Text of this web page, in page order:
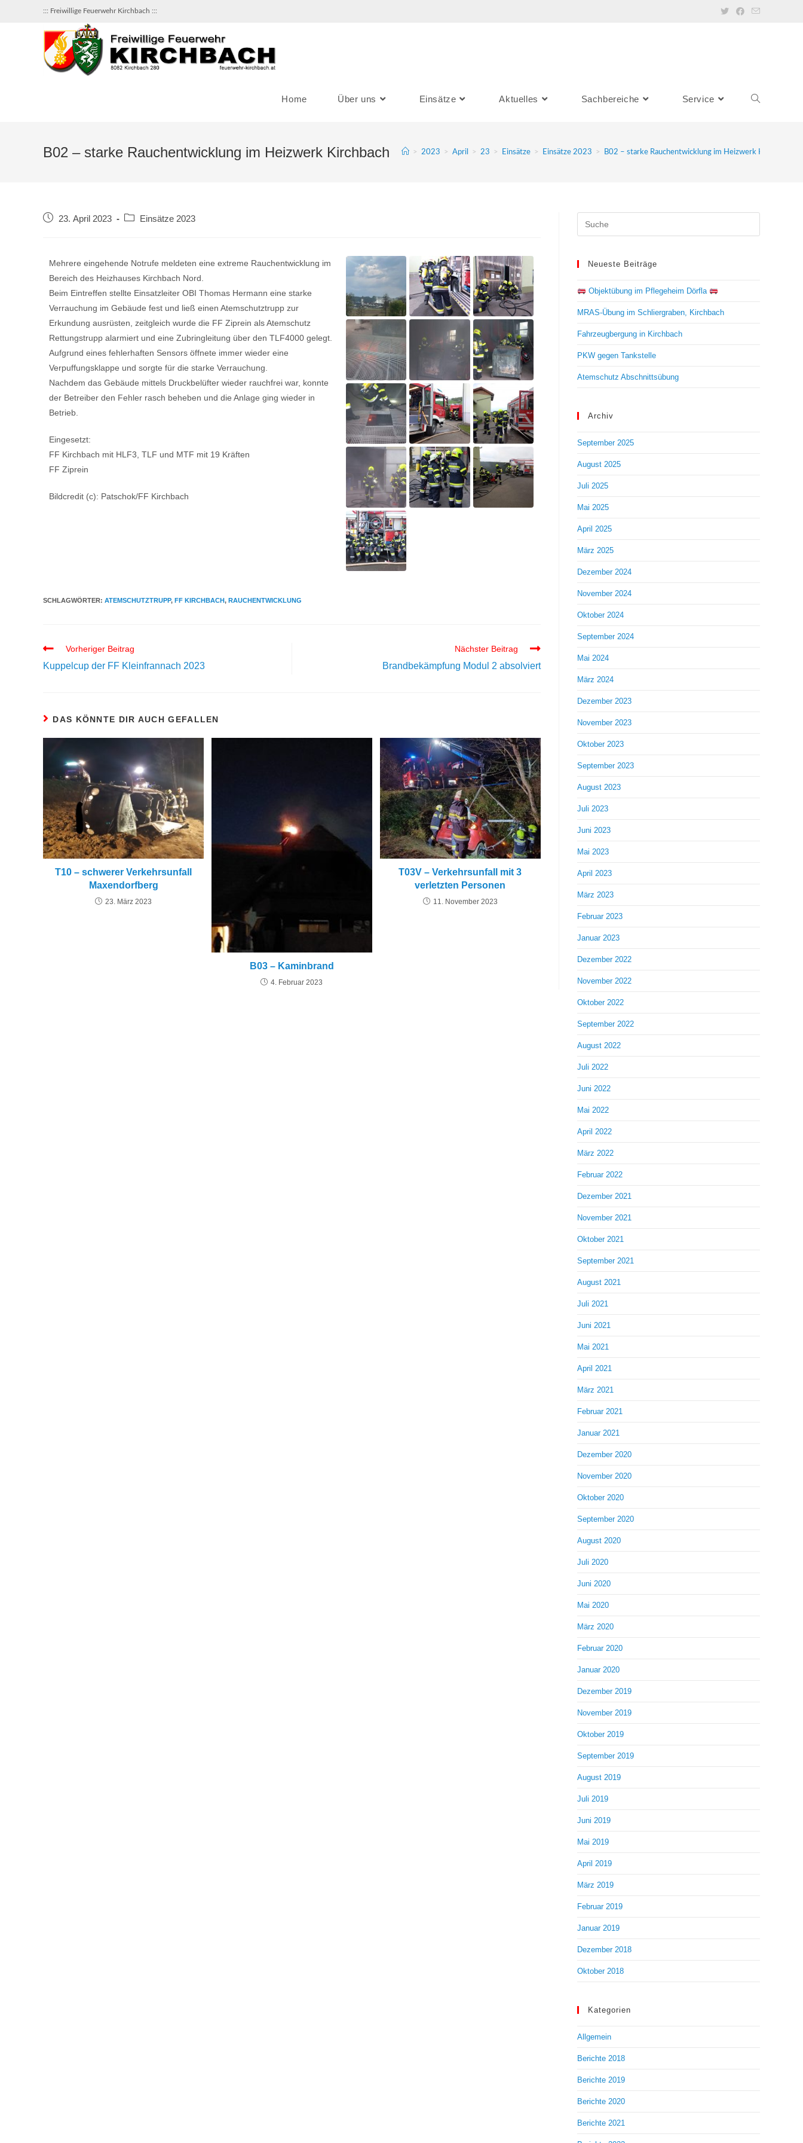
::: Freiwillige Feuerwehr Kirchbach :::
Home Über uns Einsätze Aktuelles Sachbereiche Service
B02 – starke Rauchentwicklung im Heizwerk Kirchbach > 2023 > April > 23 > Einsätze > Einsätze 2023 > B02 – starke Rauchentwicklung im Heizwerk Kirchbach
23. April 2023 Einsätze 2023
Mehrere eingehende Notrufe meldeten eine extreme Rauchentwicklung im
Bereich des Heizhauses Kirchbach Nord.
Beim Eintreffen stellte Einsatzleiter OBI Thomas Hermann eine starke
Verrauchung im Gebäude fest und ließ einen Atemschutztrupp zur
Erkundung ausrüsten, zeitgleich wurde die FF Ziprein als Atemschutz
Rettungstrupp alarmiert und eine Zubringleitung über den TLF4000 gelegt.
Aufgrund eines fehlerhaften Sensors öffnete immer wieder eine
Verpuffungsklappe und sorgte für die starke Verrauchung.
Nachdem das Gebäude mittels Druckbelüfter wieder rauchfrei war, konnte
der Betreiber den Fehler rasch beheben und die Anlage ging wieder in
Betrieb.
Eingesetzt:
FF Kirchbach mit HLF3, TLF und MTF mit 19 Kräften
FF Ziprein
Bildcredit (c): Patschok/FF Kirchbach
SCHLAGWÖRTER: ATEMSCHUTZTRUPP, FF KIRCHBACH, RAUCHENTWICKLUNG
Vorheriger Beitrag
Kuppelcup der FF Kleinfrannach 2023
Nächster Beitrag
Brandbekämpfung Modul 2 absolviert
DAS KÖNNTE DIR AUCH GEFALLEN
T10 – schwerer Verkehrsunfall
Maxendorfberg
23. März 2023
B03 – Kaminbrand
4. Februar 2023
T03V – Verkehrsunfall mit 3
verletzten Personen
11. November 2023
Neueste Beiträge
Objektübung im Pflegeheim Dörfla
MRAS-Übung im Schliergraben, Kirchbach
Fahrzeugbergung in Kirchbach
PKW gegen Tankstelle
Atemschutz Abschnittsübung
Archiv
September 2025
August 2025
Juli 2025
Mai 2025
April 2025
März 2025
Dezember 2024
November 2024
Oktober 2024
September 2024
Mai 2024
März 2024
Dezember 2023
November 2023
Oktober 2023
September 2023
August 2023
Juli 2023
Juni 2023
Mai 2023
April 2023
März 2023
Februar 2023
Januar 2023
Dezember 2022
November 2022
Oktober 2022
September 2022
August 2022
Juli 2022
Juni 2022
Mai 2022
April 2022
März 2022
Februar 2022
Dezember 2021
November 2021
Oktober 2021
September 2021
August 2021
Juli 2021
Juni 2021
Mai 2021
April 2021
März 2021
Februar 2021
Januar 2021
Dezember 2020
November 2020
Oktober 2020
September 2020
August 2020
Juli 2020
Juni 2020
Mai 2020
März 2020
Februar 2020
Januar 2020
Dezember 2019
November 2019
Oktober 2019
September 2019
August 2019
Juli 2019
Juni 2019
Mai 2019
April 2019
März 2019
Februar 2019
Januar 2019
Dezember 2018
Oktober 2018
Kategorien
Allgemein
Berichte 2018
Berichte 2019
Berichte 2020
Berichte 2021